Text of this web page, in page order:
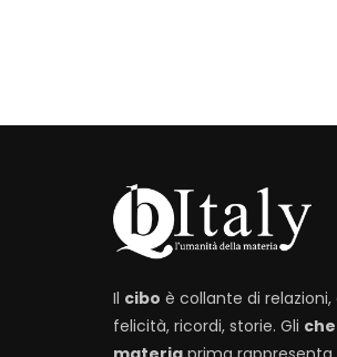
Il cibo è collante di
felicità, ricordi, storie. Gli